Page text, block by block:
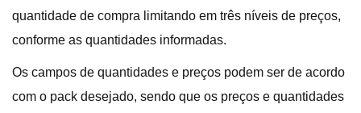
quantidade de compra limitando em três níveis de preços,
conforme as quantidades informadas.
Os campos de quantidades e preços podem ser de acordo
com o pack desejado, sendo que os preços e quantidades